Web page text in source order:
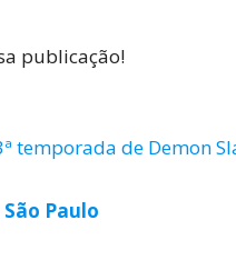
publicação!
temporada de Demon
Paulo